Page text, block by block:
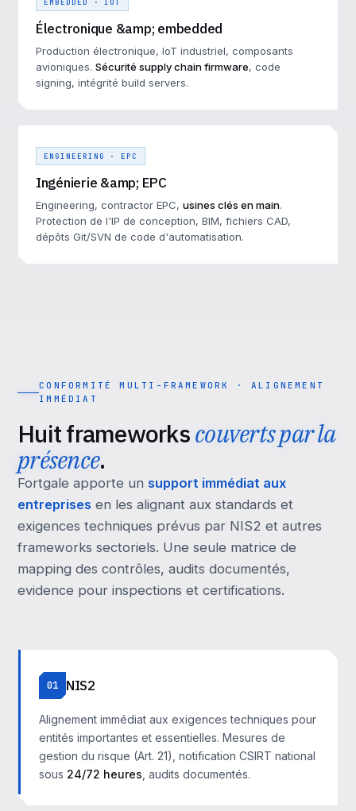
Électronique &amp; embedded
Production électronique, IoT industriel, composants
avioniques. Sécurité supply chain firmware, code
signing, intégrité build servers.
ENGINEERING · EPC
Ingénierie &amp; EPC
Engineering, contractor EPC, usines clés en main.
Protection de l'IP de conception, BIM, fichiers CAD,
dépôts Git/SVN de code d'automatisation.
CONFORMITÉ MULTI-FRAMEWORK · ALIGNEMENT
IMMÉDIAT
Huit frameworkscouverts par la
présence.
Fortgale apporte un support immédiat aux
entreprises en les alignant aux standards et
exigences techniques prévus par NIS2 et autres
frameworks sectoriels. Une seule matrice de
mapping des contrôles, audits documentés,
evidence pour inspections et certifications.
01 NIS2
Alignement immédiat aux exigences techniques pour
entités importantes et essentielles. Mesures de
gestion du risque (Art. 21), notification CSIRT national
sous 24/72 heures , audits documentés.